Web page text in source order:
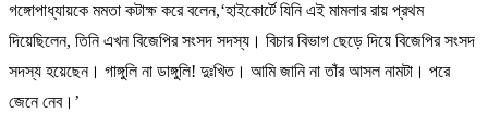
গঙ্গোপাধ্যায়কে মমতা কটাক্ষ করে বলেন,‘হাইকোর্টে যিনি এই মামলার রায় প্রথম
দিয়েছিলেন, তিনি এখন বিজেপির সংসদ সদস্য। বিচার বিভাগ ছেড়ে দিয়ে বিজেপির সংসদ
সদস্য হয়েছেন। গাঙ্গুলি না ডাঙ্গুলি! দুঃখিত। আমি জানি না তাঁর আসল নামটা। পরে
জেনে নেব।’